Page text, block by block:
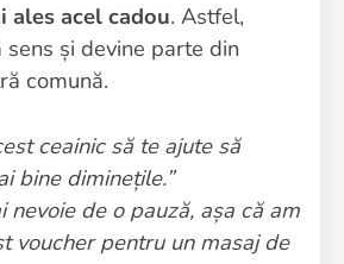
ales acel cadou. Astfel,
și devine parte din
comună.
ceainic să te ajute să
bine diminețile.”
nevoie de o pauză, așa că am
voucher pentru un masaj de